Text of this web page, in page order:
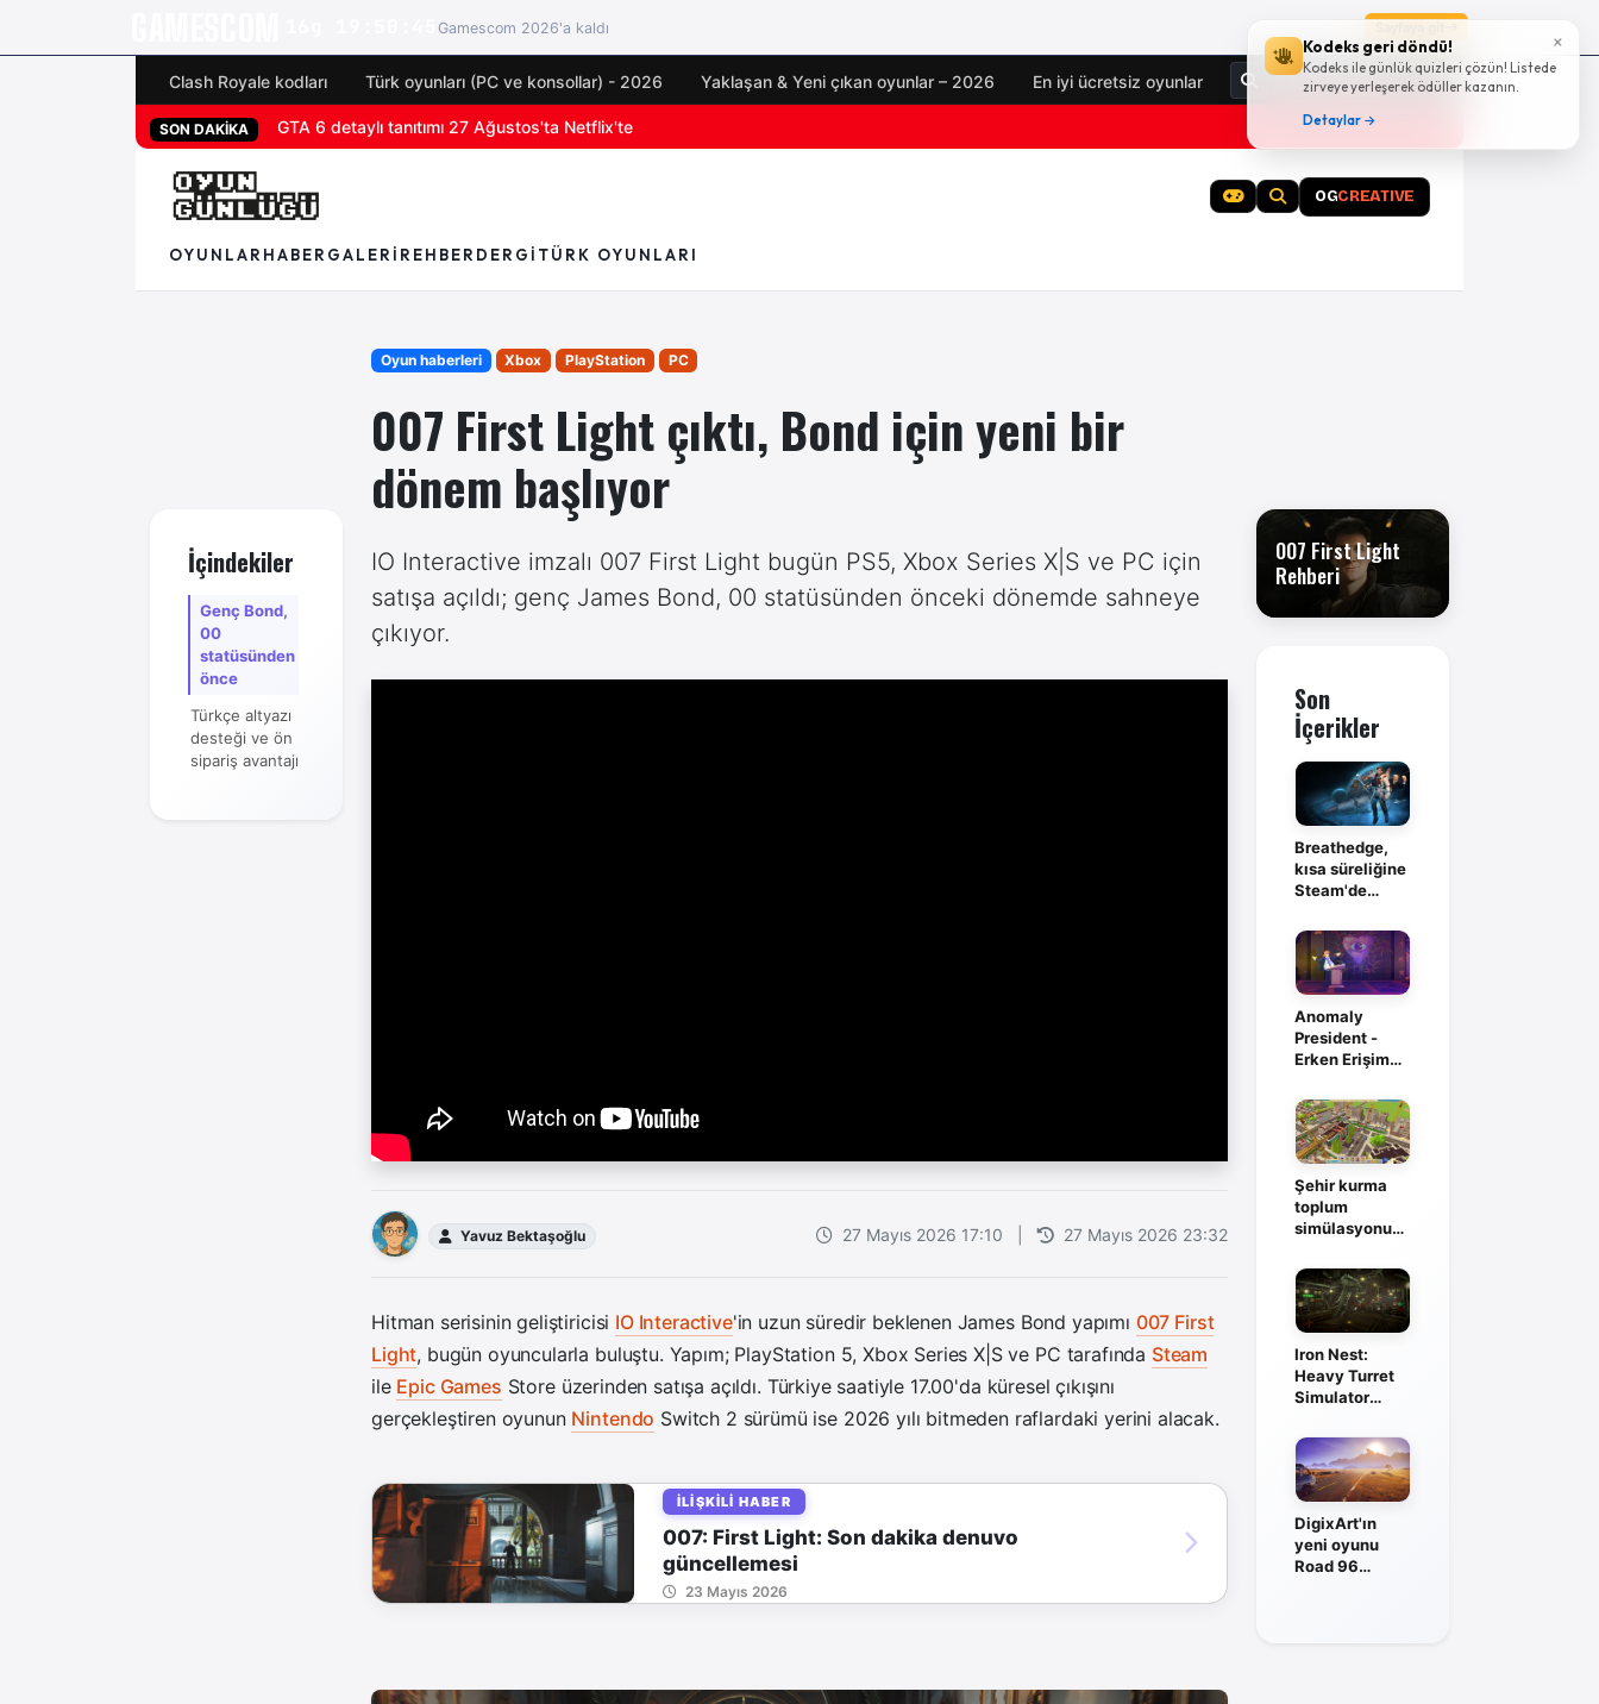
×
Kodeks geri döndü!
Kodeks ile günlük quizleri çözün! Listede
zirveye yerleşerek ödüller kazanın.
Detaylar →
Gamescom 2026'a kaldı
Clash Royale kodları Türk oyunları (PC ve konsollar) - 2026 Yaklaşan & Yeni çıkan oyunlar – 2026 En iyi ücretsiz oyunlar Giriş Yap
SON DAKİKA San Diego Comic-Con 2026 tüm oyun duyuruları
OGCREATIVE
OYUNLAR HABER GALERI REHBER DERGI TÜRK OYUNLARI
İçindekiler
Genç Bond,
00
statüsünden
önce
Türkçe altyazı
desteği ve ön
sipariş avantajı
Oyun haberleri Xbox PlayStation PC
007 First Light çıktı, Bond için yeni bir
dönem başlıyor
IO Interactive imzalı 007 First Light bugün PS5, Xbox Series X|S ve PC için
satışa açıldı; genç James Bond, 00 statüsünden önceki dönemde sahneye
çıkıyor.
Yavuz Bektaşoğlu 27 Mayıs 2026 17:10 27 Mayıs 2026 23:32
Hitman serisinin geliştiricisi IO Interactive'in uzun süredir beklenen James Bond yapımı 007 First
Light, bugün oyuncularla buluştu. Yapım; PlayStation 5, Xbox Series X|S ve PC tarafında Steam
ile Epic Games Store üzerinden satışa açıldı. Türkiye saatiyle 17.00'da küresel çıkışını
gerçekleştiren oyunun Nintendo Switch 2 sürümü ise 2026 yılı bitmeden raflardaki yerini alacak.
İLIŞKILI HABER
007: First Light: Son dakika denuvo
güncellemesi
23 Mayıs 2026
007 First Light
Rehberi
Son
İçerikler
Breathedge,
kısa süreliğine
Steam'de
Anomaly
President -
Erken Erişim
Şehir kurma
toplum
simülasyonu
Utopia
duyuruldu
Iron Nest:
Heavy Turret
Simulator
büyük çıkış
yaptı
DigixArt'ın
yeni oyunu
Road 96